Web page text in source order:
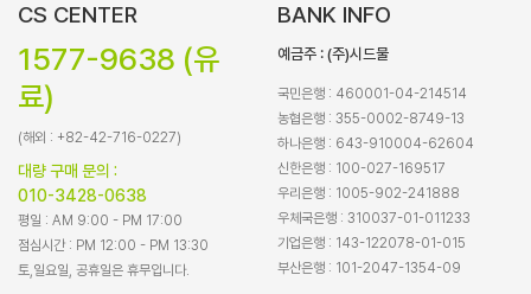
CS CENTER
1577-9638 (유
료)
(해외 : +82-42-716-0227)
대량 구매 문의 :
010-3428-0638
평일 : AM 9:00 - PM 17:00
점심시간 : PM 12:00 - PM 13:30
토,일요일, 공휴일은 휴무입니다.
BANK INFO
예금주 : (주)시드물
국민은행 : 460001-04-214514
농협은행 : 355-0002-8749-13
하나은행 : 643-910004-62604
신한은행 : 100-027-169517
우리은행 : 1005-902-241888
우체국은행 : 310037-01-011233
기업은행 : 143-122078-01-015
부산은행 : 101-2047-1354-09